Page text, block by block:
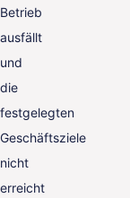
Betrieb
ausfällt
und
die
festgelegten
Geschäftsziele
nicht
erreicht